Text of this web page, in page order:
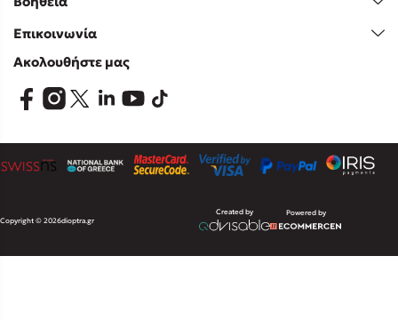
Επικοινωνία
Ακολουθήστε μας
Copyright © 2026dioptra.gr
Created by Powered by